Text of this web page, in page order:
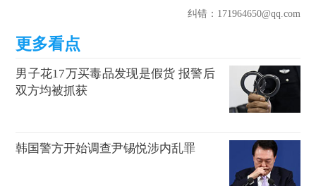
纠错：171964650@qq.com
男子花17万买毒品发现是假货 报警后
双方均被抓获
韩国警方开始调查尹锡悦涉内乱罪